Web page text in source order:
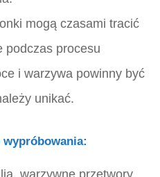
mogą czasami tracić
podczas procesu
i warzywa powinny być
unikać.
warzywne przetwory